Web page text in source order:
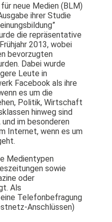
neue Medien (BLM)
ihrer Studie
die repräsentative
2013, wobei
bevorzugten
Dabei wurde
Leute in
Facebook als ihre
es um die
Politik, Wirtschaft
hinweg sind
im besonderen
Internet, wenn es um
Medientypen
sowie
oder
Als
Telefonbefragung
Anschlüssen)